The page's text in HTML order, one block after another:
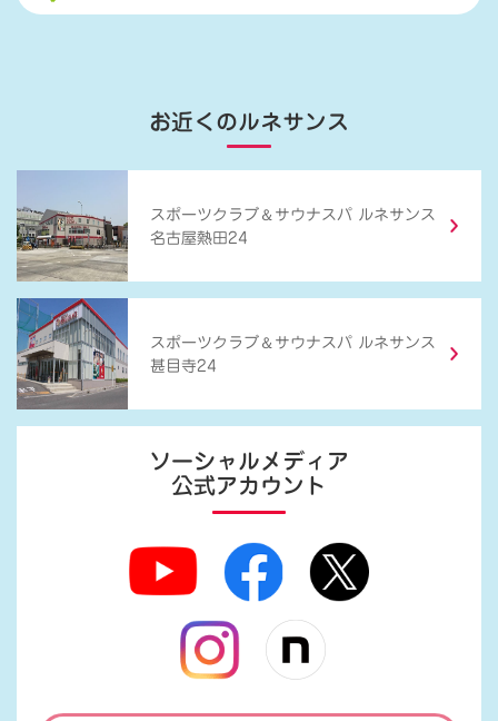
お近くのルネサンス
スポーツクラブ ＆ サウナスパ ルネサンス
名古屋熱田24
スポーツクラブ ＆ サウナスパ ルネサンス
甚目寺24
ソーシャルメディア
公式アカウント